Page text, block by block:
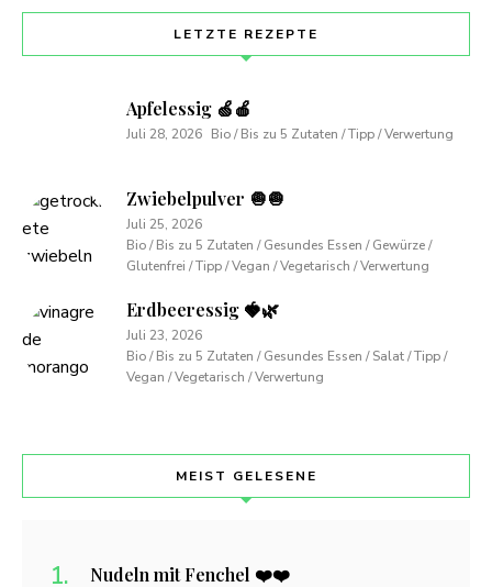
LETZTE REZEPTE
Apfelessig 🍏🍎
Juli 28, 2026 Bio / Bis zu 5 Zutaten / Tipp / Verwertung
Zwiebelpulver 🧅🧅
Juli 25, 2026
Bio / Bis zu 5 Zutaten / Gesundes Essen / Gewürze /
Glutenfrei / Tipp / Vegan / Vegetarisch / Verwertung
Erdbeeressig 🍓🌿
Juli 23, 2026
Bio / Bis zu 5 Zutaten / Gesundes Essen / Salat / Tipp /
Vegan / Vegetarisch / Verwertung
MEIST GELESENE
Nudeln mit Fenchel ❤️❤️